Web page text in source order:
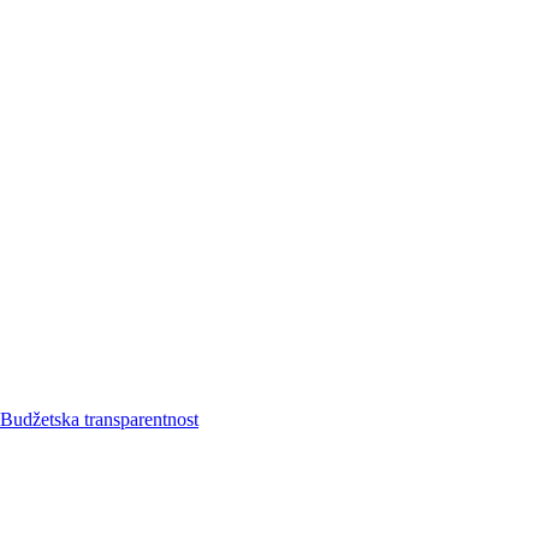
Budžetska transparentnost